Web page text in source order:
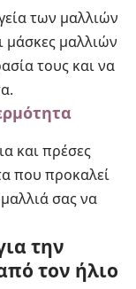
των μαλλιών
μάσκες μαλλιών
τους και να
και πρέσες
που προκαλεί
σας να
την
τον ήλιο